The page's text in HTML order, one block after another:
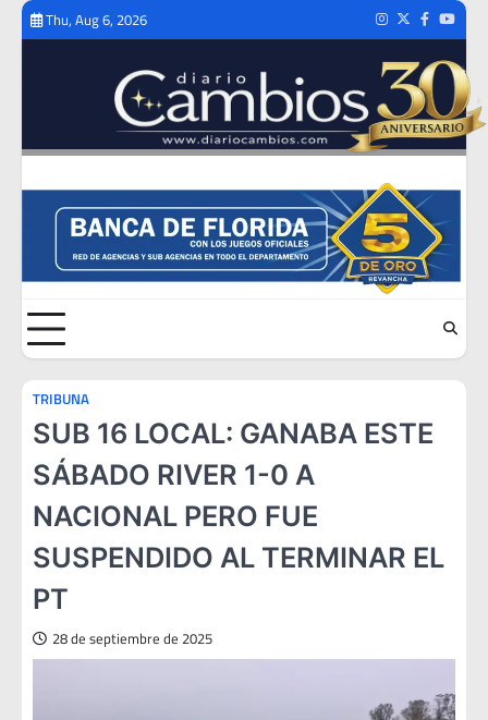
Skip
Thu, Aug 6, 2026 Instagram
TwitterFacebook
TRIBUNA
SUB 16 LOCAL: GANABA ESTE
SÁBADO RIVER 1-0 A
NACIONAL PERO FUE
SUSPENDIDO AL TERMINAR EL
PT
28 de septiembre de 2025